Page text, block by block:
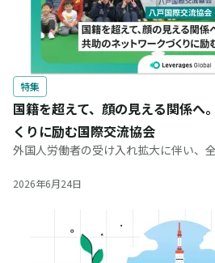
特集
国籍を超えて、顔の見える関係へ
くりに励む国際交流協会
外国人労働者の受け入れ拡大に伴い、
点で8,949人（前年末比4.0％増）と過
2026年6月24日